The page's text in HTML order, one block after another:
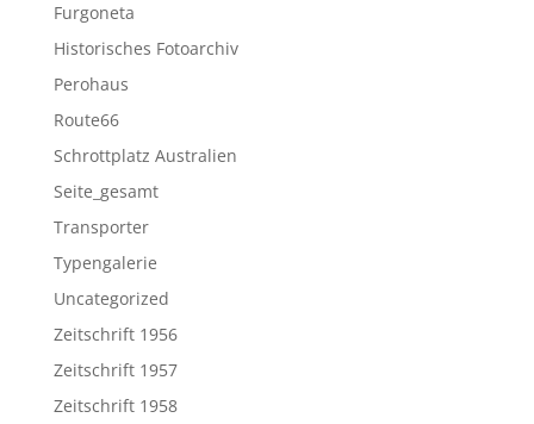
Furgoneta
Historisches Fotoarchiv
Perohaus
Route66
Schrottplatz Australien
Seite_gesamt
Transporter
Typengalerie
Uncategorized
Zeitschrift 1956
Zeitschrift 1957
Zeitschrift 1958